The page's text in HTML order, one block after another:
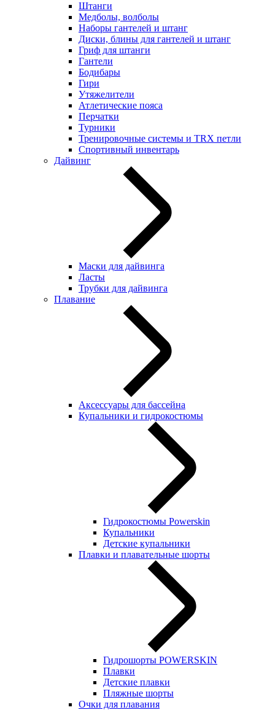
Штанги
Медболы, волболы
Наборы гантелей и штанг
Диски, блины для гантелей и штанг
Гриф для штанги
Гантели
Бодибары
Гири
Утяжелители
Атлетические пояса
Перчатки
Турники
Тренировочные системы и TRX петли
Спортивный инвентарь
Дайвинг
Маски для дайвинга
Ласты
Трубки для дайвинга
Плавание
Аксессуары для бассейна
Купальники и гидрокостюмы
Гидрокостюмы Powerskin
Купальники
Детские купальники
Плавки и плавательные шорты
Гидрошорты POWERSKIN
Плавки
Детские плавки
Пляжные шорты
Очки для плавания